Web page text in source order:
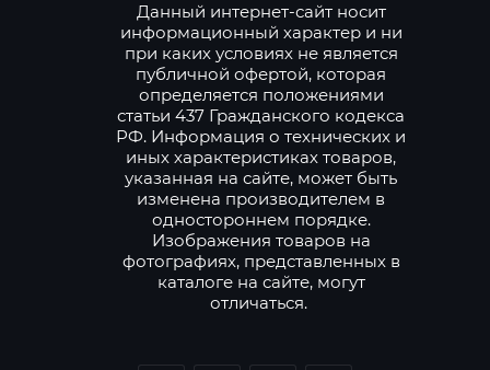
Данный интернет-сайт носит
информационный характер и ни
при каких условиях не является
публичной офертой, которая
определяется положениями
статьи 437 Гражданского кодекса
РФ. Информация о технических и
иных характеристиках товаров,
указанная на сайте, может быть
изменена производителем в
одностороннем порядке.
Изображения товаров на
фотографиях, представленных в
каталоге на сайте, могут
отличаться.